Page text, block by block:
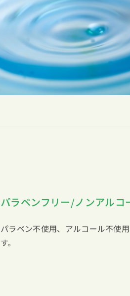
パラベンフリー/ノンアルコ
パラベン不使用、アルコール不使
す。